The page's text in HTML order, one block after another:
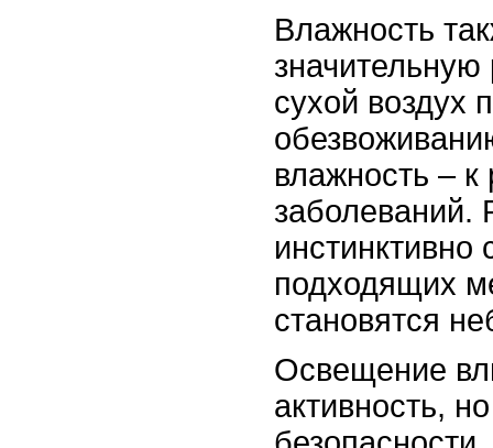
Влажность
сухой воздух
влажность – к
заболеваний.
подходящих
становятся
Освещение
активность,